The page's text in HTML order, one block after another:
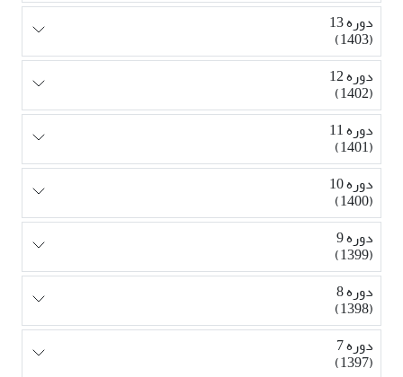
دوره 13
(1403)
دوره 12
(1402)
دوره 11
(1401)
دوره 10
(1400)
دوره 9
(1399)
دوره 8
(1398)
دوره 7
(1397)